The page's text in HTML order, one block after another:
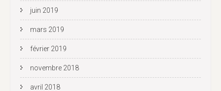
juin 2019
mars 2019
février 2019
novembre 2018
avril 2018